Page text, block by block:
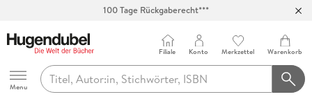
100 Tage Rückgaberecht***
Hugendubel
Menu
Filiale Konto Merkzettel Warenkorb